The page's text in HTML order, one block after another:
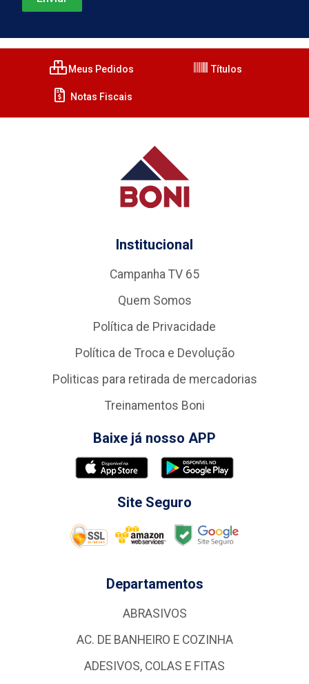
Meus Pedidos Títulos
Notas Fiscais
Institucional
Campanha TV 65
Quem Somos
Política de Privacidade
Política de Troca e Devolução
Politicas para retirada de mercadorias
Treinamentos Boni
Baixe já nosso APP
Site Seguro
Departamentos
ABRASIVOS
AC. DE BANHEIRO E COZINHA
ADESIVOS, COLAS E FITAS